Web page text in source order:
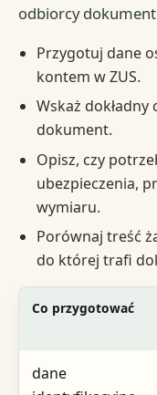
odbiorcy
Przygotuj dane
kontem w ZUS.
Wskaż
dokument.
Opisz, czy
ubezpieczenia,
wymiaru.
Porównaj treść
do której trafi
Co przygotować
dane